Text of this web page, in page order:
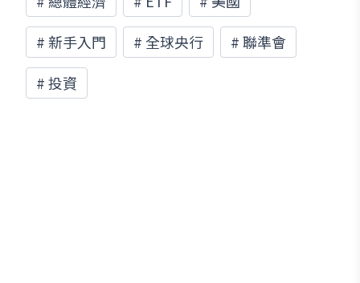
#新手入門 # 全球央行 #聯準會
#投資